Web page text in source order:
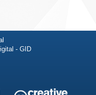
- GID